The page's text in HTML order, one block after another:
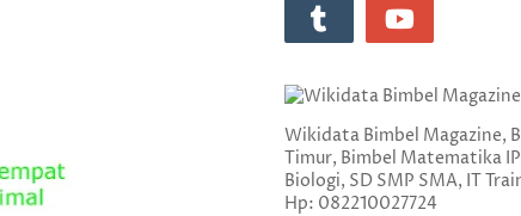
Wikidata Bimbel Magazine,
Timur, Bimbel Matematika
Biologi, SD SMP SMA, IT
Hp: 082210027724